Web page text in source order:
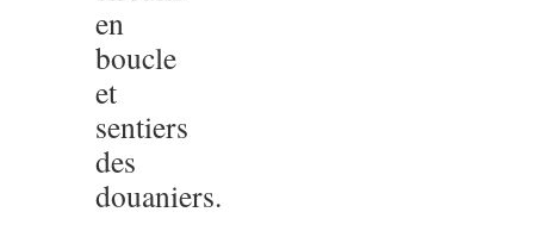
en
boucle
et
sentiers
des
douaniers.